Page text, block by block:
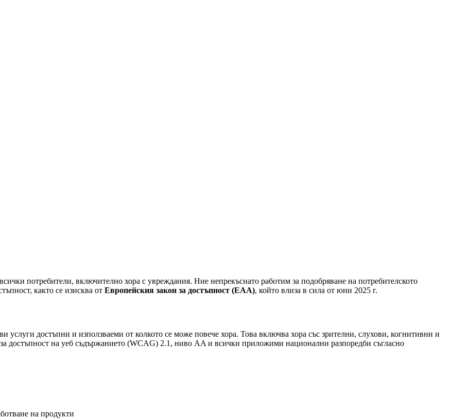
потребители, включително хора с увреждания. Ние непрекъснато работим за подобряване на потребителското
както се изисква от Европейския закон за достъпност (EAA), който влиза в сила от юни 2025 г.
достъпни и използваеми от колкото се може повече хора. Това включва хора със зрителни, слухови, когнитивни и
достъпност на уеб съдържанието (WCAG) 2.1, ниво AA и всички приложими национални разпоредби съгласно
на продукти